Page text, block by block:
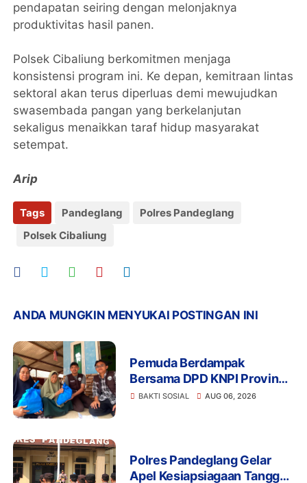
pendapatan seiring dengan melonjaknya
produktivitas hasil panen.
Polsek Cibaliung berkomitmen menjaga
konsistensi program ini. Ke depan, kemitraan lintas
sektoral akan terus diperluas demi mewujudkan
swasembada pangan yang berkelanjutan
sekaligus menaikkan taraf hidup masyarakat
setempat.
Arip
Tags Pandeglang
Polres Pandeglang
Polsek Cibaliung
ANDA MUNGKIN MENYUKAI POSTINGAN INI
Pemuda Berdampak
Bersama DPD KNPI Provinsi
Banten dan KKN Kelompok
BAKTI SOSIAL AUG 06, 2026
Polres Pandeglang Gelar
Apel Kesiapsiagaan Tanggap